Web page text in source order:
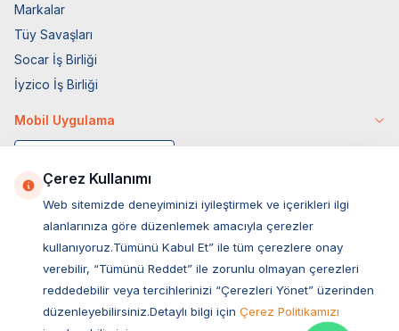
Markalar
Tüy Savaşları
Socar İş Birliği
İyzico İş Birliği
Mobil Uygulama
Müşteri Hizmetleri
Çerez Kullanımı
Web sitemizde deneyiminizi iyileştirmek ve içerikleri ilgi
alanlarınıza göre düzenlemek amacıyla çerezler
kullanıyoruz.Tümünü Kabul Et” ile tüm çerezlere onay
verebilir, “Tümünü Reddet” ile zorunlu olmayan çerezleri
reddedebilir veya tercihlerinizi “Çerezleri Yönet” üzerinden
düzenleyebilirsiniz.Detaylı bilgi için Çerez Politikamızı